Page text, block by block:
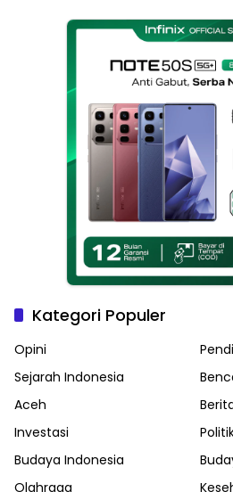
Kategori Populer
Opini
Sejarah Indonesia
Aceh
Investasi
Budaya Indonesia
Olahraga